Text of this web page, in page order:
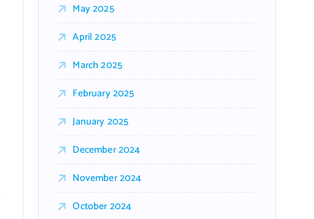
May 2025
April 2025
March 2025
February 2025
January 2025
December 2024
November 2024
October 2024